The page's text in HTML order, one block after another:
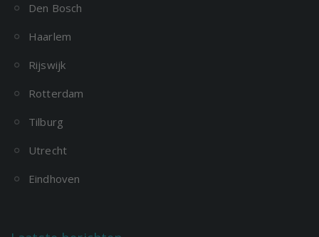
Den Bosch
Haarlem
Rijswijk
Rotterdam
Tilburg
Utrecht
Eindhoven